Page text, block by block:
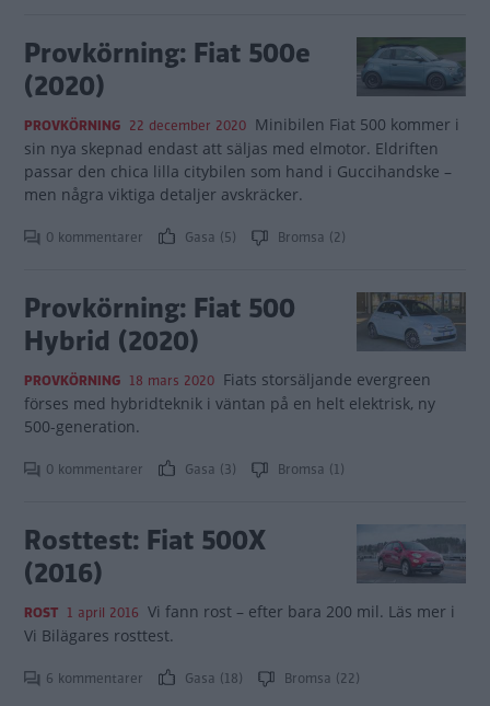
Provkörning: Fiat 500e
(2020)
PROVKÖRNING 22 december 2020 Minibilen Fiat 500 kommer i
sin nya skepnad endast att säljas med elmotor. Eldriften
passar den chica lilla citybilen som hand i Guccihandske –
men några viktiga detaljer avskräcker.
0 kommentarer Gasa (5) Bromsa (2)
Provkörning: Fiat 500
Hybrid (2020)
PROVKÖRNING 18 mars 2020 Fiats storsäljande evergreen
förses med hybridteknik i väntan på en helt elektrisk, ny
500-generation.
0 kommentarer Gasa (3) Bromsa (1)
Rosttest: Fiat 500X
(2016)
ROST 1 april 2016 Vi fann rost – efter bara 200 mil. Läs mer i
Vi Bilägares rosttest.
6 kommentarer Gasa (18) Bromsa (22)